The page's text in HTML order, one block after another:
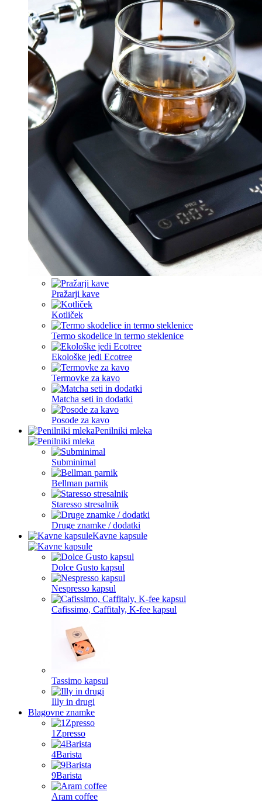
Pražarji kave
Kotliček
Termo skodelice in termo steklenice
Ekološke jedi Ecotree
Termovke za kavo
Matcha seti in dodatki
Posode za kavo
Penilniki mleka
Subminimal
Bellman parnik
Staresso stresalnik
Druge znamke / dodatki
Kavne kapsule
Dolce Gusto kapsul
Nespresso kapsul
Cafissimo, Caffitaly, K-fee kapsul
Tassimo kapsul
Illy in drugi
Blagovne znamke
1Zpresso
4Barista
9Barista
Aram coffee